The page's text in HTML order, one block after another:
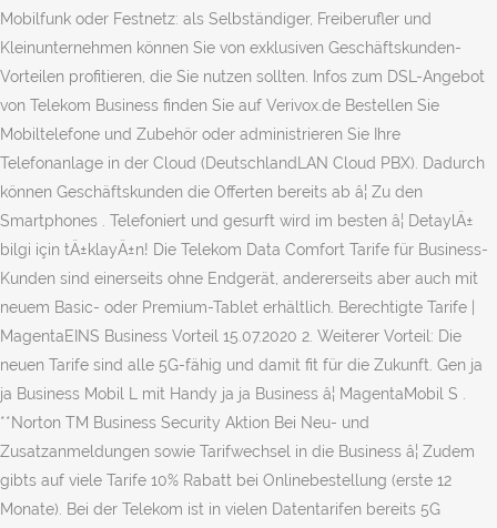
Mobilfunk oder Festnetz: als Selbständiger, Freiberufler und
Kleinunternehmen können Sie von exklusiven Geschäftskunden-
Vorteilen profitieren, die Sie nutzen sollten. Infos zum DSL-Angebot
von Telekom Business finden Sie auf Verivox.de Bestellen Sie
Mobiltelefone und Zubehör oder administrieren Sie Ihre
Telefonanlage in der Cloud (DeutschlandLAN Cloud PBX). Dadurch
können Geschäftskunden die Offerten bereits ab â¦ Zu den
Smartphones . Telefoniert und gesurft wird im besten â¦ DetaylÄ±
bilgi için tÄ±klayÄ±n! Die Telekom Data Comfort Tarife für Business-
Kunden sind einerseits ohne Endgerät, andererseits aber auch mit
neuem Basic- oder Premium-Tablet erhältlich. Berechtigte Tarife |
MagentaEINS Business Vorteil 15.07.2020 2. Weiterer Vorteil: Die
neuen Tarife sind alle 5G-fähig und damit fit für die Zukunft. Gen ja
ja Business Mobil L mit Handy ja ja Business â¦ MagentaMobil S .
**Norton TM Business Security Aktion Bei Neu- und
Zusatzanmeldungen sowie Tarifwechsel in die Business â¦ Zudem
gibts auf viele Tarife 10% Rabatt bei Onlinebestellung (erste 12
Monate). Bei der Telekom ist in vielen Datentarifen bereits 5G